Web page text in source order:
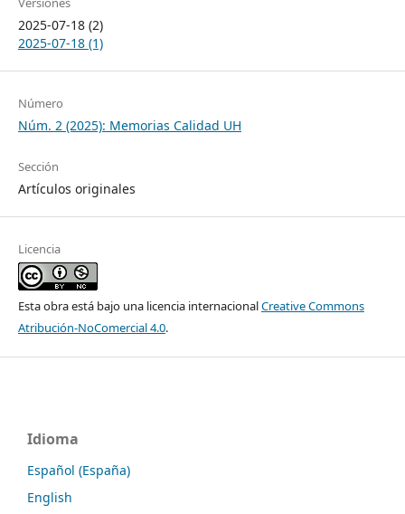
2025-07-18 (2)
2025-07-18 (1)
Número
Núm. 2 (2025): Memorias Calidad UH
Sección
Artículos originales
Licencia
Esta obra está bajo una licencia internacionalCreative Commons
Atribución-NoComercial 4.0.
Idioma
Español (España)
English